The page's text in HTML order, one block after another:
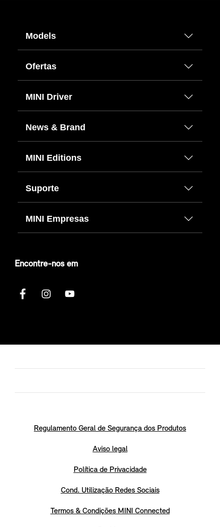
Models
Ofertas
MINI Driver
News & Brand
MINI Editions
Suporte
MINI Empresas
Encontre-nos em
Regulamento Geral de Segurança dos Produtos
Aviso legal
Política de Privacidade
Cond. Utilização Redes Sociais
Termos & Condições MINI Connected